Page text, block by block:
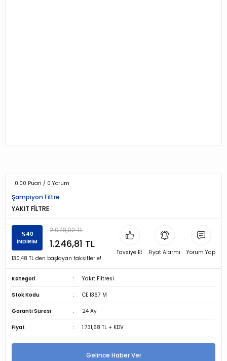
0.00 Puan / 0 Yorum
Şampiyon Filtre
YAKIT FİLTRE
%40
İNDİRİM
2.078,02 TL
1.246,81 TL
130,48 TL den başlayan taksitlerle!
Tavsiye Et Fiyat Alarmı Yorum Yap
Kategori Yakıt Filtresi
Stok Kodu CE 1367 M
Garanti Süresi 24 Ay
Fiyat 1.731,68 TL + KDV
Gelince Haber Ver